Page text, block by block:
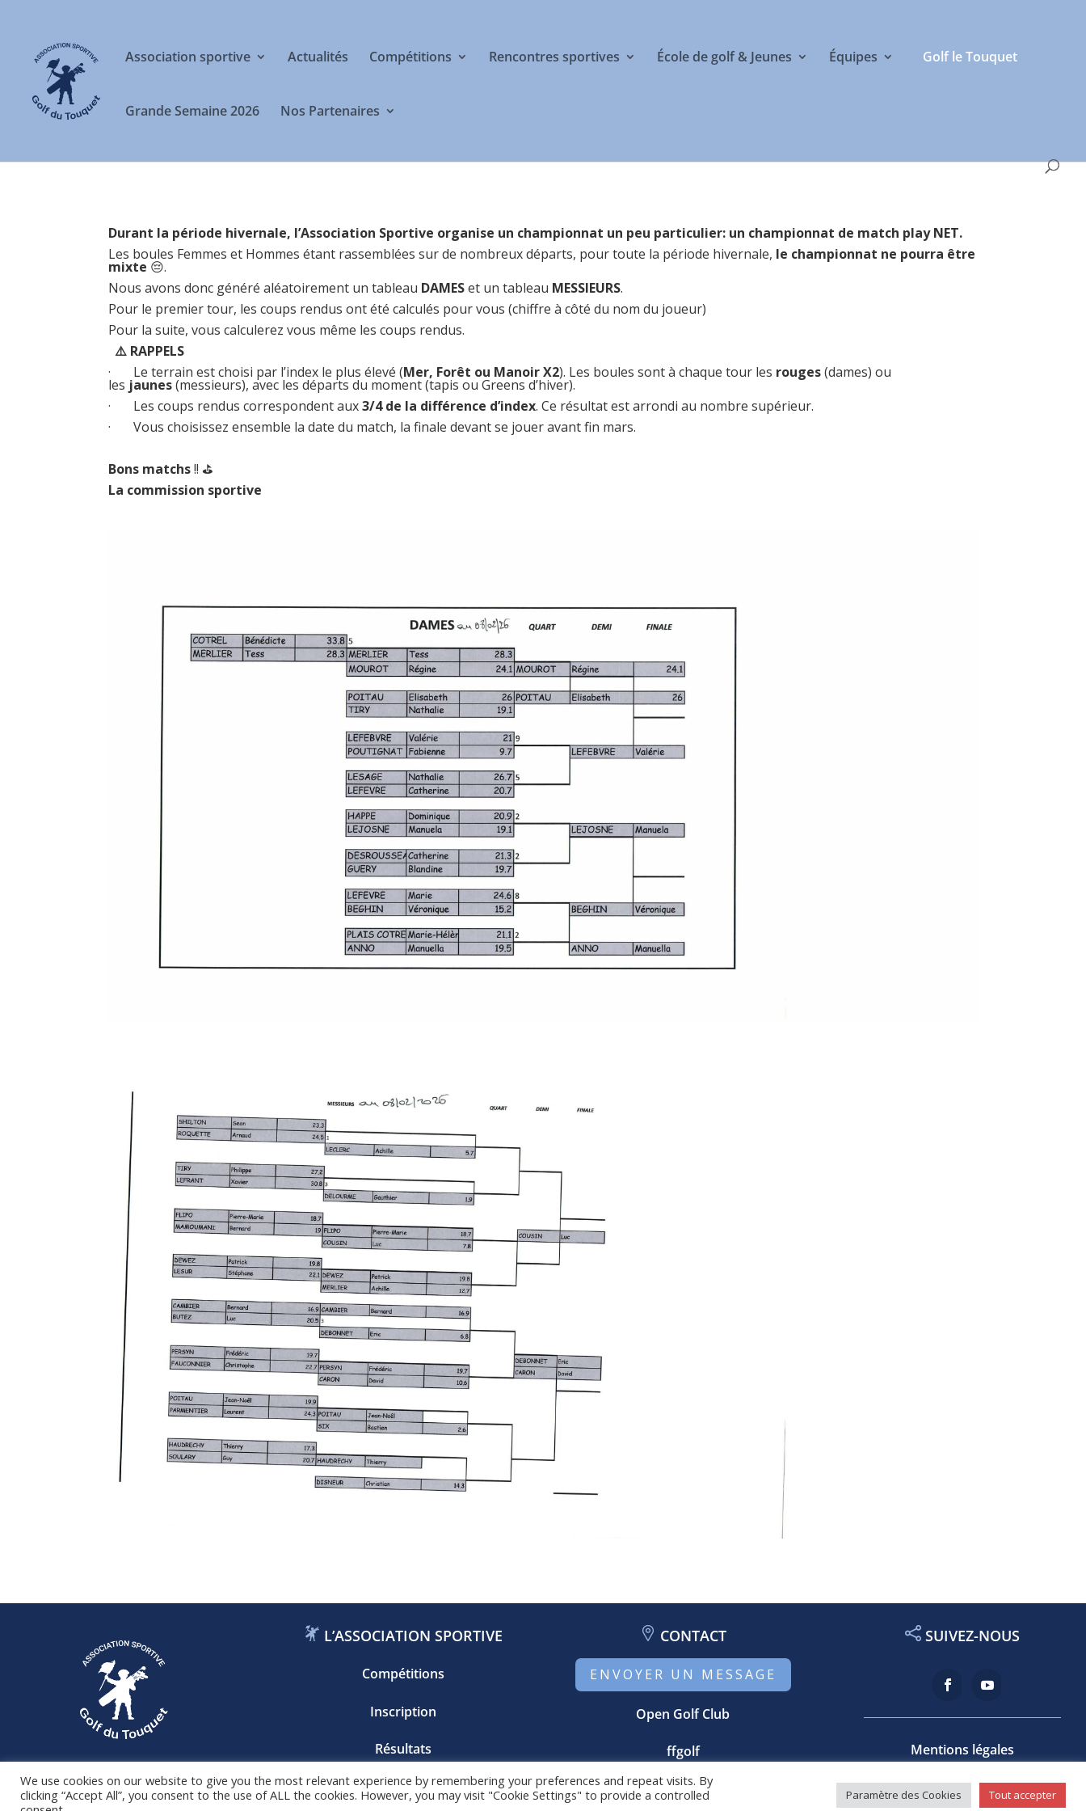
Association sportive Actualités Compétitions Rencontres sportives École de golf & Jeunes Équipes Golf le Touquet
Grande Semaine 2026 Nos Partenaires
Durant la période hivernale, l’Association Sportive organise un championnat un peu particulier: un championnat de match play NET.
Les boules Femmes et Hommes étant rassemblées sur de nombreux départs, pour toute la période hivernale, le championnat ne pourra être
mixte 😔.
Nous avons donc généré aléatoirement un tableau DAMESet un tableau MESSIEURS.
Pour le premier tour, les coups rendus ont été calculés pour vous (chiffre à côté du nom du joueur)
Pour la suite, vous calculerez vous même les coups rendus.
⚠️ RAPPELS
· Le terrain est choisi par l’index le plus élevé (Mer, Forêt ou Manoir X2). Les boules sont à chaque tour les rouges(dames) ou
les jaunes(messieurs), avec les départs du moment (tapis ou Greens d’hiver).
· Les coups rendus correspondent aux3/4 de la différence d’index. Ce résultat est arrondi au nombre supérieur.
· Vous choisissez ensemble la date du match, la finale devant se jouer avant fin mars.
Bons matchs!! ⛳️
La commission sportive
L’ASSOCIATION SPORTIVE
Compétitions
Inscription
Résultats
CONTACT
ENVOYER UN MESSAGE
Open Golf Club
ffgolf
SUIVEZ-NOUS
Mentions légales
Copyright © 2021 AS Golf du Touquet⎢réalisé par
We use cookies on our website to give you the most relevant experience by remembering your preferences and repeat visits. By
clicking “Accept All”, you consent to the use of ALL the cookies. However, you may visit "Cookie Settings" to provide a controlled
Paramètre des Cookies Tout accepter